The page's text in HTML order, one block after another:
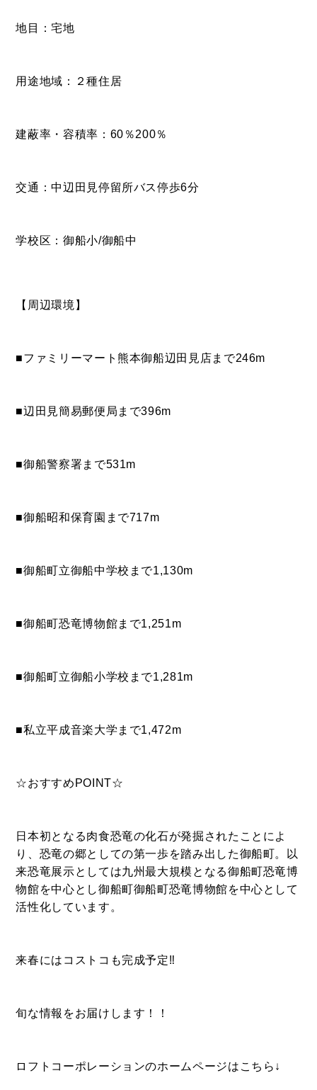
SELL 物件の売却
DEVELOP
地目：宅地
用途地域：２種住居
建蔽率・容積率：60％200％
交通：中辺田見停留所バス停歩6分
学校区：御船小/御船中
【周辺環境】
■ファミリーマート熊本御船辺田見店まで246m
■辺田見簡易郵便局まで396m
■御船警察署まで531m
■御船昭和保育園まで717m
■御船町立御船中学校まで1,130m
■御船町恐竜博物館まで1,251m
■御船町立御船小学校まで1,281m
■私立平成音楽大学まで1,472m
☆おすすめPOINT☆
日本初となる肉食恐竜の化石が発掘されたことによ
り、恐竜の郷としての第一歩を踏み出した御船町。以
来恐竜展示としては九州最大規模となる御船町恐竜博
物館を中心とし御船町御船町恐竜博物館を中心として
活性化しています。
来春にはコストコも完成予定‼
旬な情報をお届けします！！
ロフトコーポレーションのホームページはこちら↓